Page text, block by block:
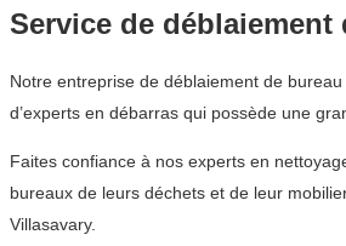
Service de
Notre entreprise de déblaiement de
d’experts en débarras qui possède une
Faites confiance à nos experts en
bureaux de leurs déchets et de leur
Villasavary.